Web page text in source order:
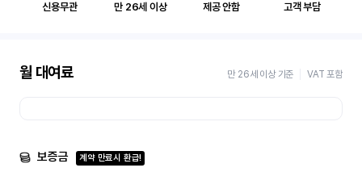
신용무관 만 26세 이상 제공 안함 고객 부담
월 대여료 만 26세 이상 기준 VAT 포함
보증금 계약 만료시 환급!